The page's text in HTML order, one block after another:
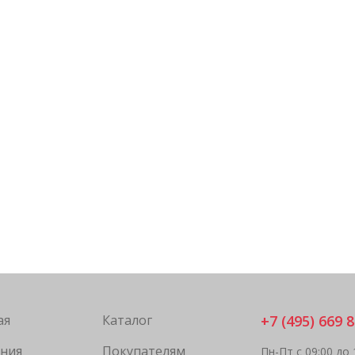
Каталог
Покупателям
+7 (495) 669
Пн-Пт с 09:00 до